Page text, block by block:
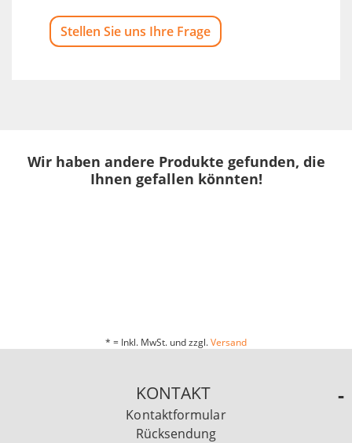
Stellen Sie uns Ihre Frage
Wir haben andere Produkte gefunden, die
Ihnen gefallen könnten!
* = Inkl. MwSt. und zzgl.Versand
KONTAKT
Kontaktformular
Rücksendung